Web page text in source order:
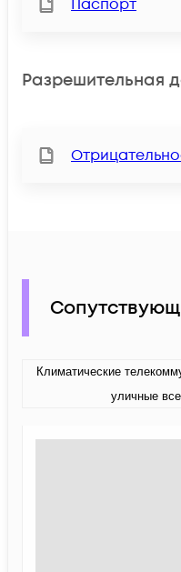
Паспорт
Разрешительная
Климатические
уличные